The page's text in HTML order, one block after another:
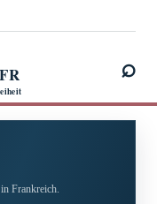
⌕
Frankreich.